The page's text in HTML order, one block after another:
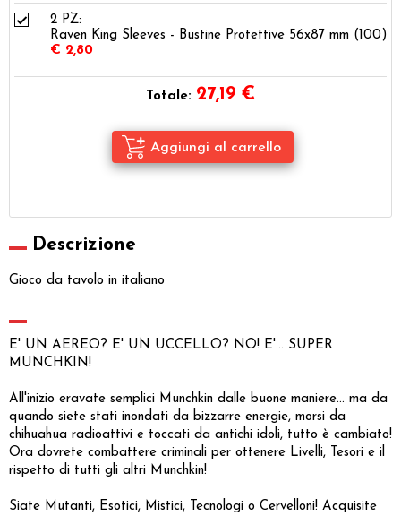
2 PZ:
Raven King Sleeves - Bustine Protettive 56x87 mm (100)
€ 2,80
Totale: 27,19 €
Descrizione
Gioco da tavolo in italiano
E' UN AEREO? E' UN UCCELLO? NO! E'... SUPER
MUNCHKIN!
All'inizio eravate semplici Munchkin dalle buone maniere... ma da
quando siete stati inondati da bizzarre energie, morsi da
chihuahua radioattivi e toccati da antichi idoli, tutto è cambiato!
Ora dovrete combattere criminali per ottenere Livelli, Tesori e il
rispetto di tutti gli altri Munchkin!
Siate Mutanti, Esotici, Mistici, Tecnologi o Cervelloni! Acquisite